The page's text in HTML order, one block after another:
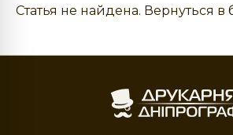
Статья не найдена. Вернуться в